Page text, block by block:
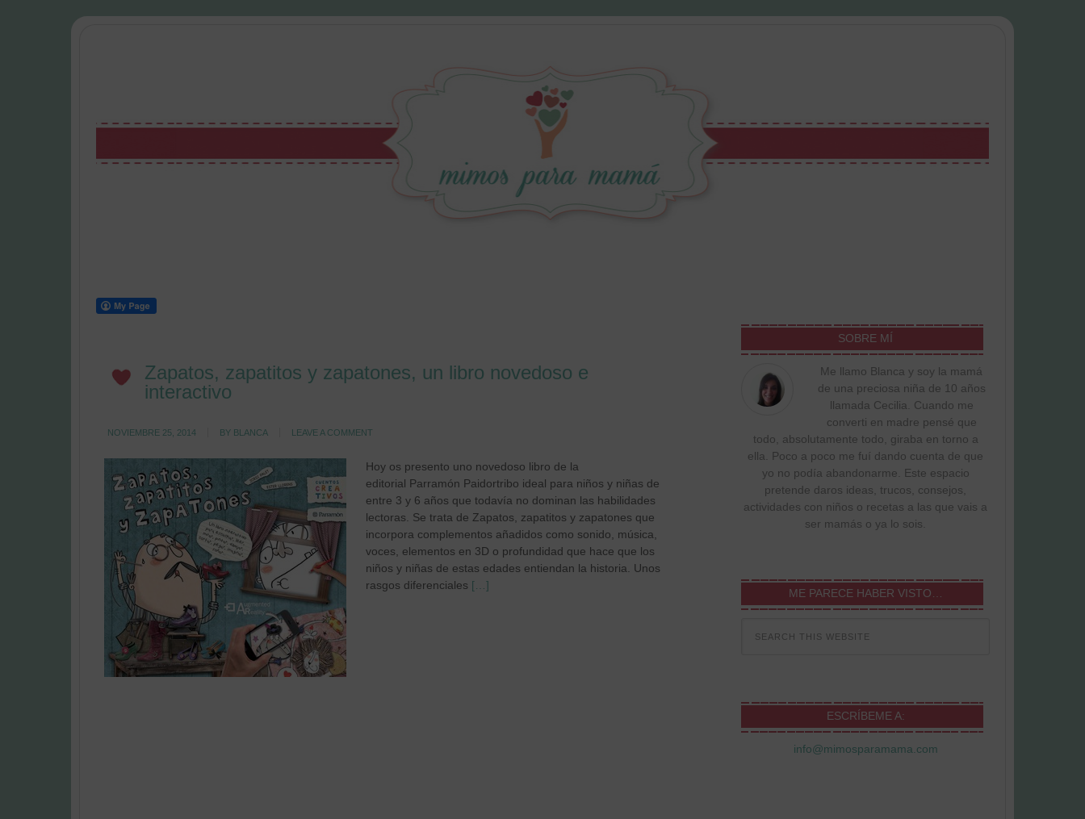
Zapatos, zapatitos y zapatones, un libro novedoso e
interactivo
NOVIEMBRE 25, 2014 BY BLANCA LEAVE A COMMENT
Hoy os presento uno novedoso libro de la
editorial Parramón Paidortribo ideal para niños y niñas de
entre 3 y 6 años que todavía no dominan las habilidades
lectoras. Se trata de Zapatos, zapatitos y zapatones que
incorpora complementos añadidos como sonido, música,
voces, elementos en 3D o profundidad que hace que los
niños y niñas de estas edades entiendan la historia. Unos
rasgos diferenciales […]
SOBRE MÍ
Me llamo Blanca y soy la mamá
de una preciosa niña de 10 años
llamada Cecilia. Cuando me
converti en madre pensé que
todo, absolutamente todo, giraba en torno a
ella. Poco a poco me fuí dando cuenta de que
yo no podía abandonarme. Este espacio
pretende daros ideas, trucos, consejos,
actividades con niños o recetas a las que vais a
ser mamás o ya lo sois.
ME PARECE HABER VISTO…
ESCRÍBEME A:
info@mimosparamama.com